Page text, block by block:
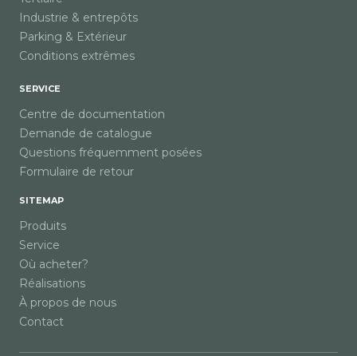
Industrie & entrepôts
Parking & Extérieur
Conditions extrêmes
SERVICE
Centre de documentation
Demande de catalogue
Questions fréquemment posées
Formulaire de retour
SITEMAP
Produits
Service
Où acheter?
Réalisations
À propos de nous
Contact